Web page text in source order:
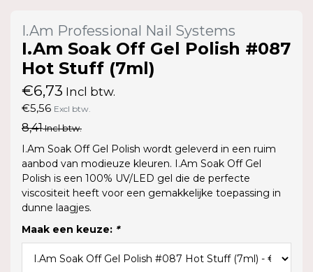
I.Am Professional Nail Systems
I.Am Soak Off Gel Polish #087
Hot Stuff (7ml)
€6,73 Incl btw.
€5,56 Excl btw.
8,41Incl btw.
I.Am Soak Off Gel Polish wordt geleverd in een ruim
aanbod van modieuze kleuren. I.Am Soak Off Gel
Polish is een 100% UV/LED gel die de perfecte
viscositeit heeft voor een gemakkelijke toepassing in
dunne laagjes.
Maak een keuze: *